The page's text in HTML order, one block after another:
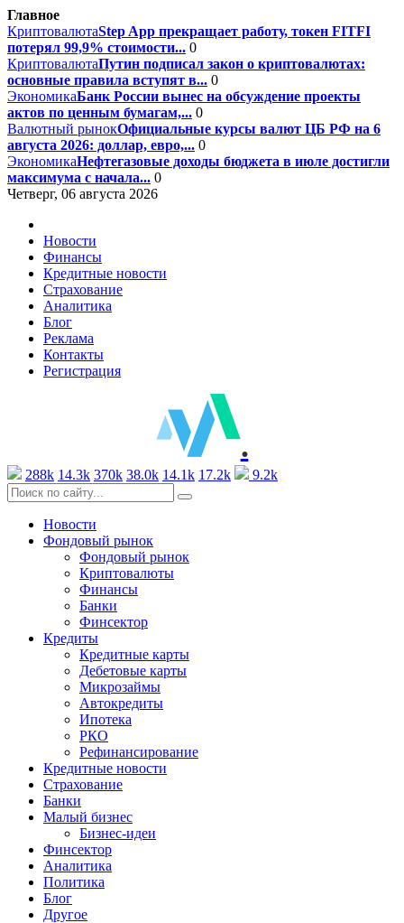
Главное
КриптовалютаStep App прекращает работу, токен FITFI
потерял 99,9% стоимости... 0
КриптовалютаПутин подписал закон о криптовалютах:
основные правила вступят в... 0
ЭкономикаБанк России вынес на обсуждение проекты
актов по ценным бумагам,... 0
Валютный рынокОфициальные курсы валют ЦБ РФ на 6
августа 2026: доллар, евро,... 0
ЭкономикаНефтегазовые доходы бюджета в июле достигли
максимума с начала... 0
Четверг, 06 августа 2026
Новости
Финансы
Кредитные новости
Страхование
Аналитика
Блог
Реклама
Контакты
Регистрация
.
288k 14.3k 370k 38.0k 14.1k 17.2k 9.2k
Новости
Фондовый рынок
Фондовый рынок
Криптовалюты
Финансы
Банки
Финсектор
Кредиты
Кредитные карты
Дебетовые карты
Микрозаймы
Автокредиты
Ипотека
РКО
Рефинансирование
Кредитные новости
Страхование
Банки
Малый бизнес
Бизнес-идеи
Финсектор
Аналитика
Политика
Блог
Другое